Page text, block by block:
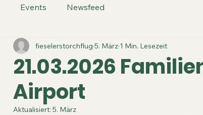
Events Newsfeed
21.03.2026
Airport​​
fieselerstorchflug 5. März 1 Min. Lesezeit
Aktualisiert: 5. März